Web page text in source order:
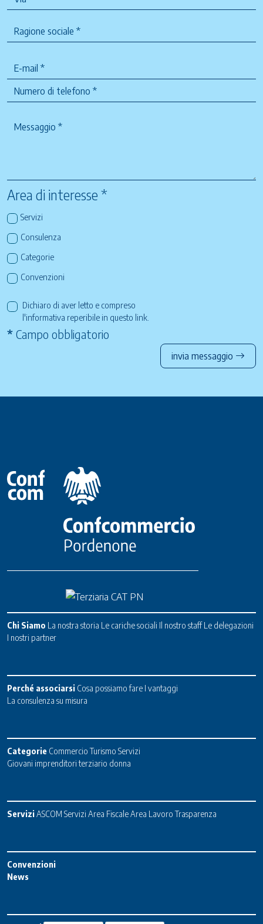
Area di interesse *
Servizi
Consulenza
Categorie
Convenzioni
Dichiaro di aver letto e compreso
l'informativa reperibile in questo link
* Campo obbligatorio
invia messaggio
Chi Siamo La nostra storia Le cariche sociali Il nostro staff Le delegazioni
I nostri partner
Perché associarsi Cosa possiamo fare I vantaggi
La consulenza su misura
Categorie Commercio Turismo Servizi
Giovani imprenditori terziario donna
ServiziASCOM Servizi Area FiscaleArea Lavoro Trasparenza
Convenzioni
News